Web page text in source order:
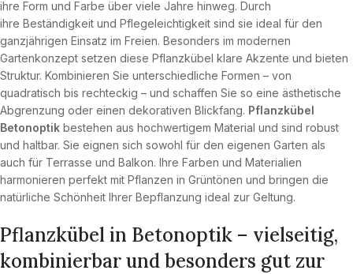
ihre Form und Farbe über viele Jahre hinweg. Durch
ihre Beständigkeit und Pflegeleichtigkeit sind sie ideal für den
ganzjährigen Einsatz im Freien. Besonders im modernen
Gartenkonzept setzen diese Pflanzkübel klare Akzente und bieten
Struktur. Kombinieren Sie unterschiedliche Formen – von
quadratisch bis rechteckig – und schaffen Sie so eine ästhetische
Abgrenzung oder einen dekorativen Blickfang. Pflanzkübel
Betonoptik bestehen aus hochwertigem Material und sind robust
und haltbar. Sie eignen sich sowohl für den eigenen Garten als
auch für Terrasse und Balkon. Ihre Farben und Materialien
harmonieren perfekt mit Pflanzen in Grüntönen und bringen die
natürliche Schönheit Ihrer Bepflanzung ideal zur Geltung.
Pflanzkübel in Betonoptik – vielseitig,
kombinierbar und besonders gut zur